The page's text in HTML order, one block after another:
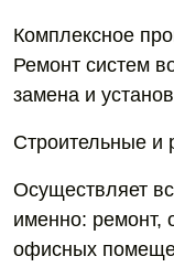
Комплексное
Ремонт систем
замена и
Строительные и
Осуществляет
именно: ремонт,
офисных